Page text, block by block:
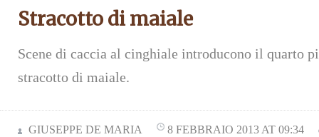
Stracotto di maiale
Scene di caccia al cinghiale introducono il quarto
stracotto di maiale.
GIUSEPPE DE MARIA 8 FEBBRAIO 2013 AT 09:34